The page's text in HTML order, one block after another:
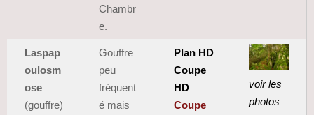
Chambr
e.
Laspap
oulosm
ose
(gouffre)
Gouffre
peu
fréquent
é mais
Plan HD
Coupe
HD
Coupe
voir les
photos